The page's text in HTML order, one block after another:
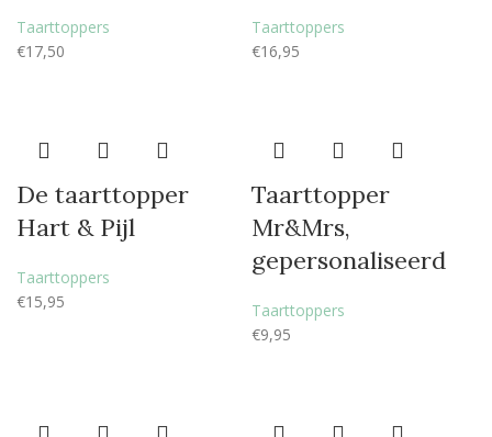
Taarttoppers
€17,50
Taarttoppers
€16,95
De taarttopper
Hart & Pijl
Taarttoppers
€15,95
Taarttopper
Mr&Mrs,
gepersonaliseerd
Taarttoppers
€9,95